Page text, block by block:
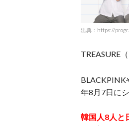
出典：https://
TREASURE
BLACKPINK
年8月7日に
韓国人8人と